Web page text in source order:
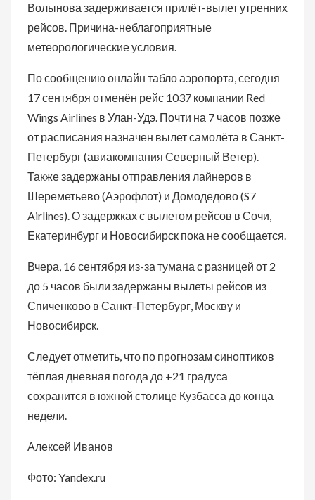
Волынова задерживается прилёт-вылет утренних
рейсов. Причина-неблагоприятные
метеорологические условия.
По сообщению онлайн табло аэропорта, сегодня
17 сентября отменён рейс 1037 компании Red
Wings Airlines в Улан-Удэ. Почти на 7 часов позже
от расписания назначен вылет самолёта в Санкт-
Петербург (авиакомпания Северный Ветер).
Также задержаны отправления лайнеров в
Шереметьево (Аэрофлот) и Домодедово (S7
Airlines). О задержках с вылетом рейсов в Сочи,
Екатеринбург и Новосибирск пока не сообщается.
Вчера, 16 сентября из-за тумана с разницей от 2
до 5 часов были задержаны вылеты рейсов из
Спиченково в Санкт-Петербург, Москву и
Новосибирск.
Следует отметить, что по прогнозам синоптиков
тёплая дневная погода до +21 градуса
сохранится в южной столице Кузбасса до конца
недели.
Алексей Иванов
Фото: Yandex.ru